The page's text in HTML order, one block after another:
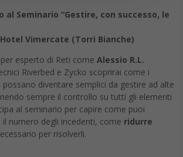
al Seminario “Gestire, con successo, le
Hotel Vimercate (Torri Bianche)
esperto di Reti come Alessio R.L.
Riverbed e Zycko scoprirai come i
diventare semplici da gestire ad alte
sempre il controllo su tutti gli elementi
al seminario per capire come puoi
il numero degli incedenti, come ridurre
per risolverli.